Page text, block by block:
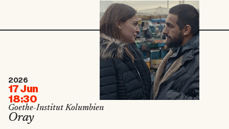
2026
17 Jun
18:30
Goethe-Institut Kolumbien
Oray